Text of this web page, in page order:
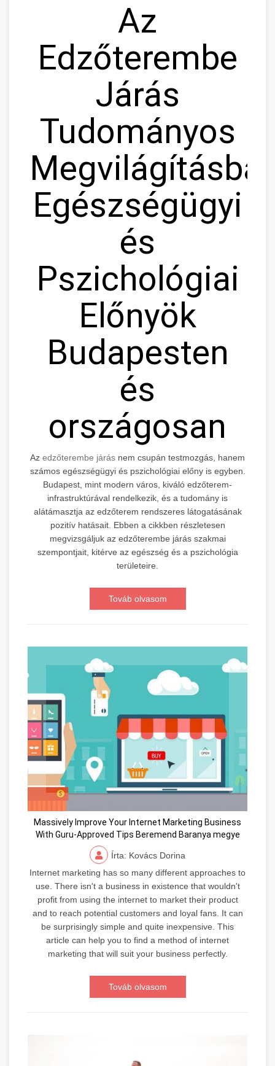
Az
Edzőterembe
Járás
Tudományos
Egészségügyi
és
Pszichológiai
Előnyök
Budapesten
és
országosan
Az edzőterembe járás nem csupán testmozgás, hanem
számos egészségügyi és pszichológiai előny is egyben.
Budapest, mint modern város, kiváló edzőterem-
infrastruktúrával rendelkezik, és a tudomány is
alátámasztja az edzőterem rendszeres látogatásának
pozitív hatásait. Ebben a cikkben részletesen
megvizsgáljuk az edzőterembe járás szakmai
szempontjait, kitérve az egészség és a pszichológia
területeire.
Továb olvasom
Massively Improve Your Internet Marketing Business
With Guru-Approved Tips Beremend Baranya megye
Írta: Kovács Dorina
Internet marketing has so many different approaches to
use. There isn't a business in existence that wouldn't
profit from using the internet to market their product
and to reach potential customers and loyal fans. It can
be surprisingly simple and quite inexpensive. This
article can help you to find a method of internet
marketing that will suit your business perfectly.
Továb olvasom